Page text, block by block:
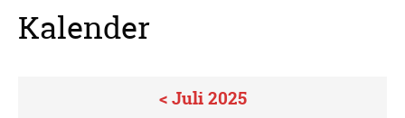
Kalender
< Juli 2025